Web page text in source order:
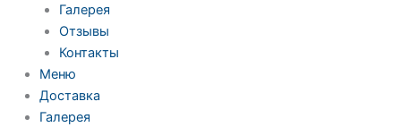
Галерея
Отзывы
Контакты
Меню
Доставка
Галерея